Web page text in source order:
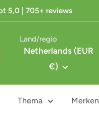
5,0 | 705+ reviews
Land/regio
Netherlands (EUR
€)
Thema Merken